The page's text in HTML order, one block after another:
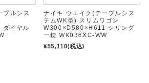
ブルシス
イヤル
ナイキ ウエイク(テーブルシス
テムWK型) スリムワゴン
W300×D580×H611 シリンダ
ー錠 WK036XC-WW
¥55,110(税込)